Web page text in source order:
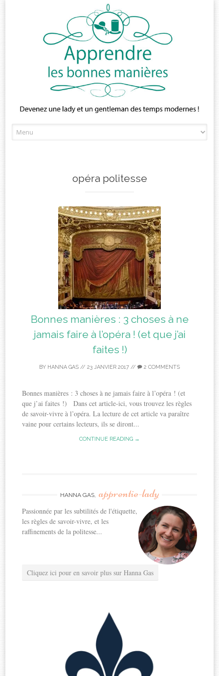
to
opéra politesse
Bonnes manières : 3 choses à ne
jamais faire à l’opéra ! (et que j’ai
faites !)
BY HANNA GAS // 23 JANVIER 2017 // 2 COMMENTS
Bonnes manières : 3 choses à ne jamais faire à l’opéra ! (et
que j’ai faites !) Dans cet article-ici, vous trouvez les règles
de savoir-vivre à l’opéra. La lecture de cet article va paraître
vaine pour certains lecteurs, ils se diront...
CONTINUE READING →
HANNA GAS, apprentie-lady
Passionnée par les subtilités de l'étiquette,
les règles de savoir-vivre, et les
raffinements de la politesse...
Cliquez ici pour en savoir plus sur Hanna Gas